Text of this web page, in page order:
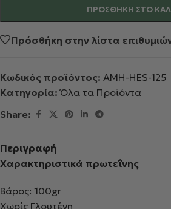
ΠΡΟΣΘΉΚΗ ΣΤΟ
Πρόσθήκη στην λίστα
Κωδικός προϊόντος: AMH-HES-125
Κατηγορία: Όλα τα Προϊόντα
Share:
Περιγραφή
Χαρακτηριστικά πρωτεΐνης
Βάρος: 100gr
Χωρίς Γλουτένη